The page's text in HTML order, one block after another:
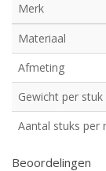
Merk
Materiaal
Afmeting
Gewicht per stuk
Aantal stuks per
Beoordelingen